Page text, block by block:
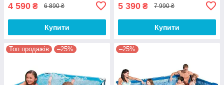
4 590 ₴ 6 890 ₴
Купити
5 390 ₴ 7 990 ₴
Купити
Топ продажів –25% –25%